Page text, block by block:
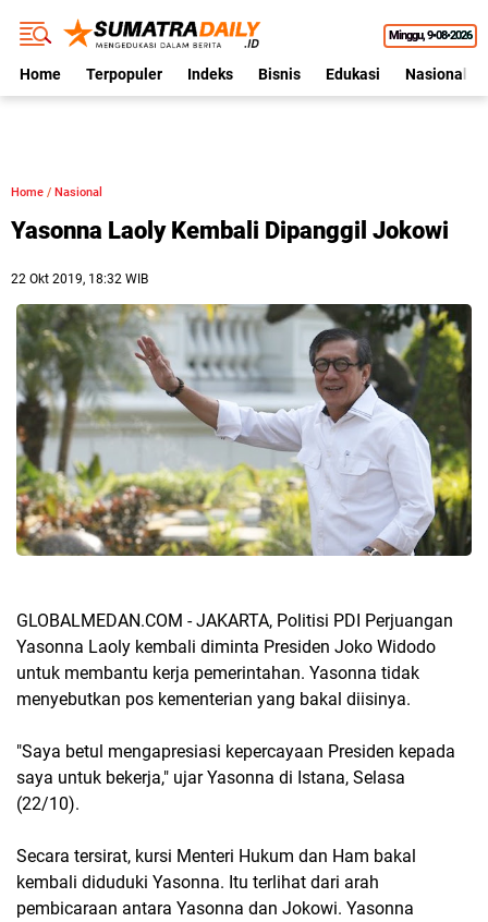
Minggu 9•08•2026
Home Terpopuler Indeks Bisnis Edukasi Nasional
Home / Nasional
Yasonna Laoly Kembali Dipanggil Jokowi
22 Okt 2019, 18:32 WIB
GLOBALMEDAN.COM - JAKARTA, Politisi PDI Perjuangan
Yasonna Laoly kembali diminta Presiden Joko Widodo
untuk membantu kerja pemerintahan. Yasonna tidak
menyebutkan pos kementerian yang bakal diisinya.
"Saya betul mengapresiasi kepercayaan Presiden kepada
saya untuk bekerja," ujar Yasonna di Istana, Selasa
(22/10).
Secara tersirat, kursi Menteri Hukum dan Ham bakal
kembali diduduki Yasonna. Itu terlihat dari arah
pembicaraan antara Yasonna dan Jokowi. Yasonna